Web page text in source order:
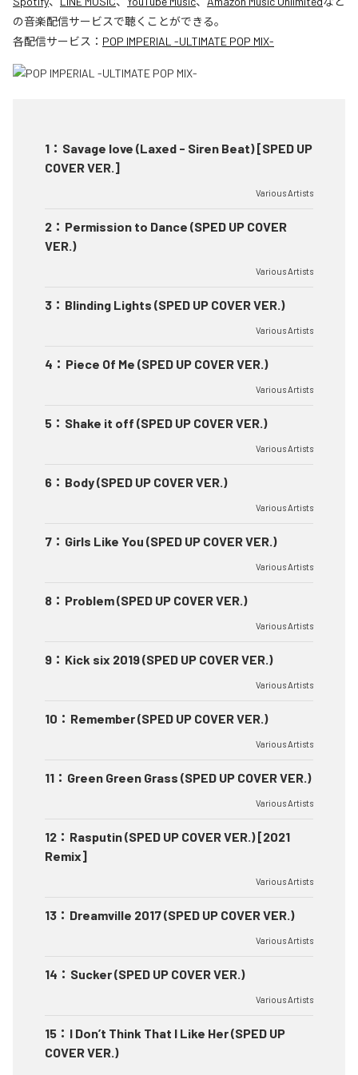
の音楽配信サービスで聴くことができる。
各配信サービス： POP IMPERIAL -ULTIMATE POP MIX-
1 ： Savage love (Laxed - Siren Beat) [SPED UP
COVER VER.]
Various Artists
2 ： Permission to Dance (SPED UP COVER
VER.)
Various Artists
3 ： Blinding Lights (SPED UP COVER VER.)
Various Artists
4 ： Piece Of Me (SPED UP COVER VER.)
Various Artists
5 ： Shake it off (SPED UP COVER VER.)
Various Artists
6 ： Body (SPED UP COVER VER.)
Various Artists
7 ： Girls Like You (SPED UP COVER VER.)
Various Artists
8 ： Problem (SPED UP COVER VER.)
Various Artists
9 ： Kick six 2019 (SPED UP COVER VER.)
Various Artists
10 ： Remember (SPED UP COVER VER.)
Various Artists
11 ： Green Green Grass (SPED UP COVER VER.)
Various Artists
12 ： Rasputin (SPED UP COVER VER.) [2021
Remix]
Various Artists
13 ： Dreamville 2017 (SPED UP COVER VER.)
Various Artists
14 ： Sucker (SPED UP COVER VER.)
Various Artists
15 ： I Don’t Think That I Like Her (SPED UP
COVER VER.)